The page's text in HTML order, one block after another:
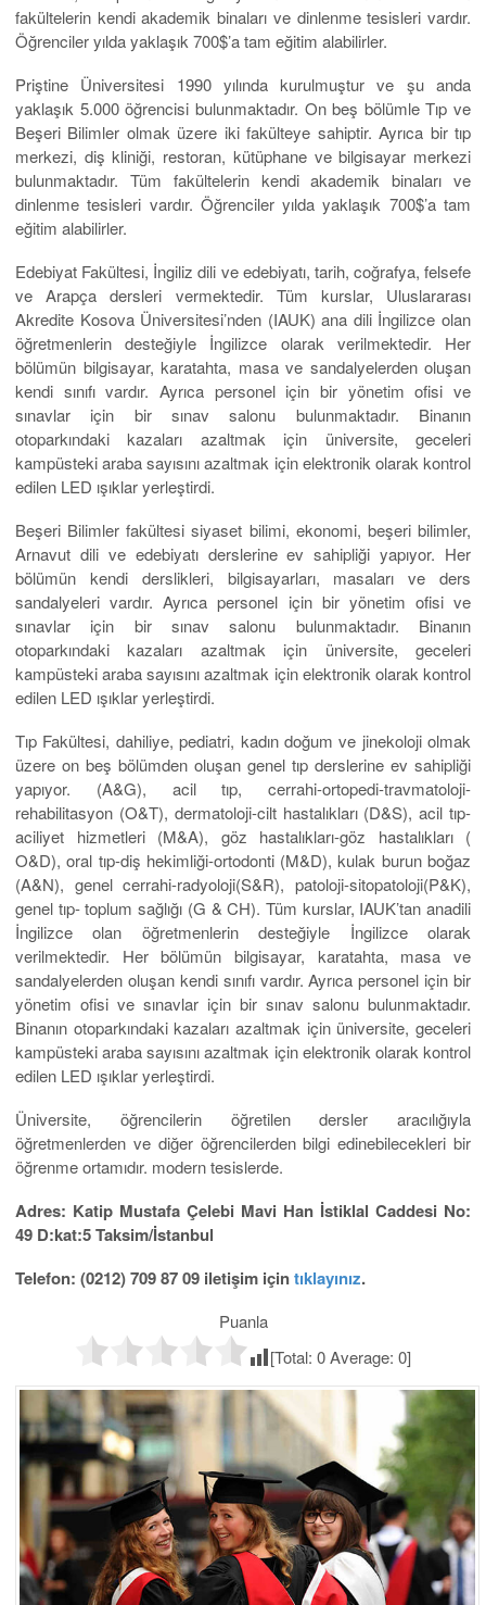
fakültelerin kendi akademik binaları ve dinlenme tesisleri vardır.
Öğrenciler yılda yaklaşık 700$’a tam eğitim alabilirler.
Priştine Üniversitesi 1990 yılında kurulmuştur ve şu anda
yaklaşık 5.000 öğrencisi bulunmaktadır. On beş bölümle Tıp ve
Beşeri Bilimler olmak üzere iki fakülteye sahiptir. Ayrıca bir tıp
merkezi, diş kliniği, restoran, kütüphane ve bilgisayar merkezi
bulunmaktadır. Tüm fakültelerin kendi akademik binaları ve
dinlenme tesisleri vardır. Öğrenciler yılda yaklaşık 700$’a tam
eğitim alabilirler.
Edebiyat Fakültesi, İngiliz dili ve edebiyatı, tarih, coğrafya, felsefe
ve Arapça dersleri vermektedir. Tüm kurslar, Uluslararası
Akredite Kosova Üniversitesi’nden (IAUK) ana dili İngilizce olan
öğretmenlerin desteğiyle İngilizce olarak verilmektedir. Her
bölümün bilgisayar, karatahta, masa ve sandalyelerden oluşan
kendi sınıfı vardır. Ayrıca personel için bir yönetim ofisi ve
sınavlar için bir sınav salonu bulunmaktadır. Binanın
otoparkındaki kazaları azaltmak için üniversite, geceleri
kampüsteki araba sayısını azaltmak için elektronik olarak kontrol
edilen LED ışıklar yerleştirdi.
Beşeri Bilimler fakültesi siyaset bilimi, ekonomi, beşeri bilimler,
Arnavut dili ve edebiyatı derslerine ev sahipliği yapıyor. Her
bölümün kendi derslikleri, bilgisayarları, masaları ve ders
sandalyeleri vardır. Ayrıca personel için bir yönetim ofisi ve
sınavlar için bir sınav salonu bulunmaktadır. Binanın
otoparkındaki kazaları azaltmak için üniversite, geceleri
kampüsteki araba sayısını azaltmak için elektronik olarak kontrol
edilen LED ışıklar yerleştirdi.
Tıp Fakültesi, dahiliye, pediatri, kadın doğum ve jinekoloji olmak
üzere on beş bölümden oluşan genel tıp derslerine ev sahipliği
yapıyor. (A&G), acil tıp, cerrahi-ortopedi-travmatoloji-
rehabilitasyon (O&T), dermatoloji-cilt hastalıkları (D&S), acil tıp-
aciliyet hizmetleri (M&A), göz hastalıkları-göz hastalıkları (
O&D), oral tıp-diş hekimliği-ortodonti (M&D), kulak burun boğaz
(A&N), genel cerrahi-radyoloji(S&R), patoloji-sitopatoloji(P&K),
genel tıp- toplum sağlığı (G & CH). Tüm kurslar, IAUK’tan anadili
İngilizce olan öğretmenlerin desteğiyle İngilizce olarak
verilmektedir. Her bölümün bilgisayar, karatahta, masa ve
sandalyelerden oluşan kendi sınıfı vardır. Ayrıca personel için bir
yönetim ofisi ve sınavlar için bir sınav salonu bulunmaktadır.
Binanın otoparkındaki kazaları azaltmak için üniversite, geceleri
kampüsteki araba sayısını azaltmak için elektronik olarak kontrol
edilen LED ışıklar yerleştirdi.
Üniversite, öğrencilerin öğretilen dersler aracılığıyla
öğretmenlerden ve diğer öğrencilerden bilgi edinebilecekleri bir
öğrenme ortamıdır. modern tesislerde.
Adres: Katip Mustafa Çelebi Mavi Han İstiklal Caddesi No:
49 D:kat:5 Taksim/İstanbul
Telefon: (0212) 709 87 09 iletişim içintıklayınız.
Puanla
[Total: 0Average: 0]